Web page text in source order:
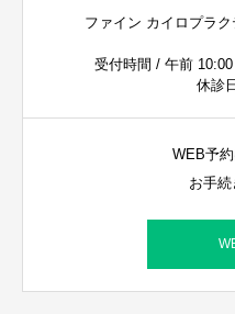
ファイン カイロプラ
受付時間 / 午前
休診
WEB予
お手続